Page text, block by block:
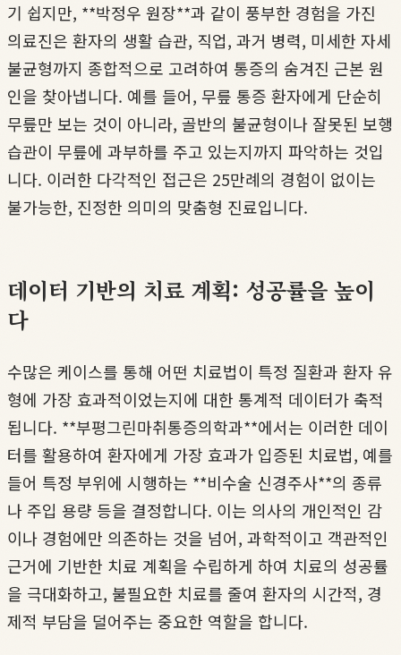
기 쉽지만, **박정우 원장**과 같이 풍부한 경험을 가진
의료진은 환자의 생활 습관, 직업, 과거 병력, 미세한 자세
불균형까지 종합적으로 고려하여 통증의 숨겨진 근본 원
인을 찾아냅니다. 예를 들어, 무릎 통증 환자에게 단순히
무릎만 보는 것이 아니라, 골반의 불균형이나 잘못된 보행
습관이 무릎에 과부하를 주고 있는지까지 파악하는 것입
니다. 이러한 다각적인 접근은 25만례의 경험이 없이는
불가능한, 진정한 의미의 맞춤형 진료입니다.
데이터 기반의 치료 계획: 성공률을 높이
다
수많은 케이스를 통해 어떤 치료법이 특정 질환과 환자 유
형에 가장 효과적이었는지에 대한 통계적 데이터가 축적
됩니다. **부평그린마취통증의학과**에서는 이러한 데이
터를 활용하여 환자에게 가장 효과가 입증된 치료법, 예를
들어 특정 부위에 시행하는 **비수술 신경주사**의 종류
나 주입 용량 등을 결정합니다. 이는 의사의 개인적인 감
이나 경험에만 의존하는 것을 넘어, 과학적이고 객관적인
근거에 기반한 치료 계획을 수립하게 하여 치료의 성공률
을 극대화하고, 불필요한 치료를 줄여 환자의 시간적, 경
제적 부담을 덜어주는 중요한 역할을 합니다.